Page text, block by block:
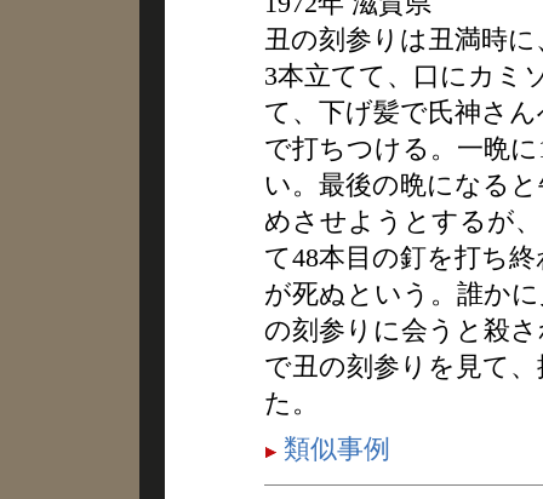
丑の刻参りは丑満時
3本立てて、口にカミ
て、下げ髪で氏神さ
で打ちつける。一晩
い。最後の晩になる
めさせようとするが
て48本目の釘を打ち
が死ぬという。誰か
の刻参りに会うと殺
で丑の刻参りを見て
た。
類似事例